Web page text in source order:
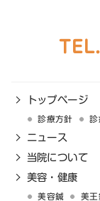
TEL.
トップページ
診療方針 診
ニュース
当院について
美容・健康
美容鍼 美王